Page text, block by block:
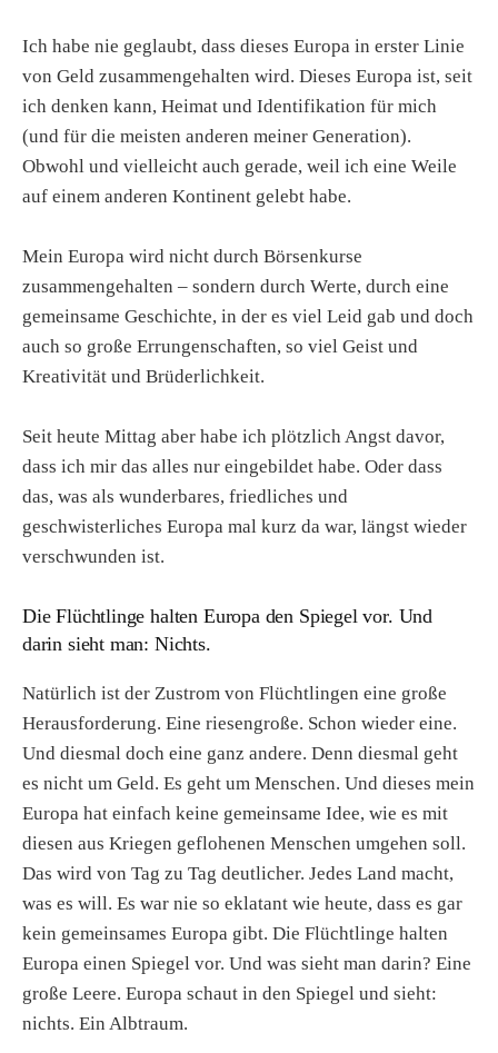
Ich habe nie geglaubt, dass dieses Europa in erster Linie
von Geld zusammengehalten wird. Dieses Europa ist, seit
ich denken kann, Heimat und Identifikation für mich
(und für die meisten anderen meiner Generation).
Obwohl und vielleicht auch gerade, weil ich eine Weile
auf einem anderen Kontinent gelebt habe.
Mein Europa wird nicht durch Börsenkurse
zusammengehalten – sondern durch Werte, durch eine
gemeinsame Geschichte, in der es viel Leid gab und doch
auch so große Errungenschaften, so viel Geist und
Kreativität und Brüderlichkeit.
Seit heute Mittag aber habe ich plötzlich Angst davor,
dass ich mir das alles nur eingebildet habe. Oder dass
das, was als wunderbares, friedliches und
geschwisterliches Europa mal kurz da war, längst wieder
verschwunden ist.
Die Flüchtlinge halten Europa den Spiegel vor. Und
darin sieht man: Nichts.
Natürlich ist der Zustrom von Flüchtlingen eine große
Herausforderung. Eine riesengroße. Schon wieder eine.
Und diesmal doch eine ganz andere. Denn diesmal geht
es nicht um Geld. Es geht um Menschen. Und dieses mein
Europa hat einfach keine gemeinsame Idee, wie es mit
diesen aus Kriegen geflohenen Menschen umgehen soll.
Das wird von Tag zu Tag deutlicher. Jedes Land macht,
was es will. Es war nie so eklatant wie heute, dass es gar
kein gemeinsames Europa gibt. Die Flüchtlinge halten
Europa einen Spiegel vor. Und was sieht man darin? Eine
große Leere. Europa schaut in den Spiegel und sieht:
nichts. Ein Albtraum.